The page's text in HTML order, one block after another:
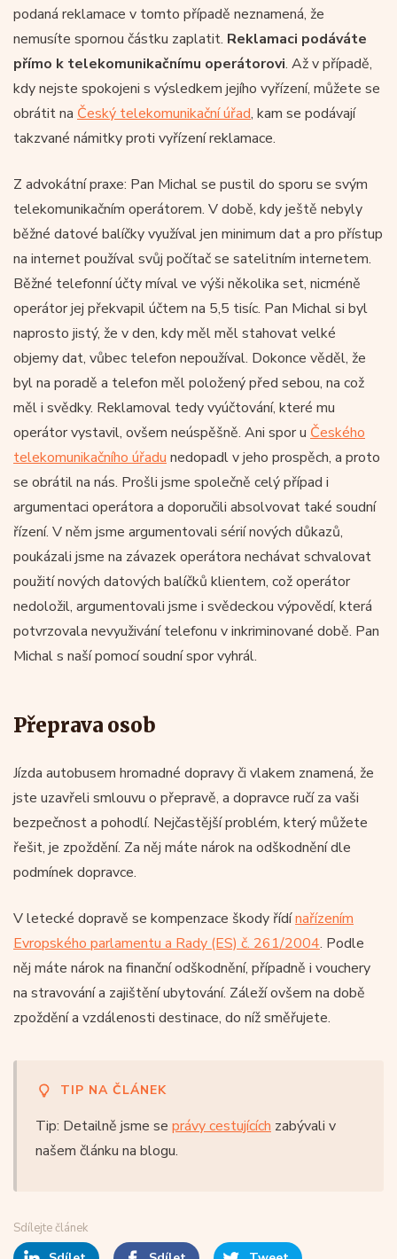
podaná reklamace v tomto případě neznamená, že
nemusíte spornou částku zaplatit. Reklamaci podáváte
přímo k telekomunikačnímu operátorovi. Až v případě,
kdy nejste spokojeni s výsledkem jejího vyřízení, můžete se
obrátit na Český telekomunikační úřad, kam se podávají
takzvané námitky proti vyřízení reklamace.
Z advokátní praxe: Pan Michal se pustil do sporu se svým
telekomunikačním operátorem. V době, kdy ještě nebyly
běžné datové balíčky využíval jen minimum dat a pro přístup
na internet používal svůj počítač se satelitním internetem.
Běžné telefonní účty míval ve výši několika set, nicméně
operátor jej překvapil účtem na 5,5 tisíc. Pan Michal si byl
naprosto jistý, že v den, kdy měl měl stahovat velké
objemy dat, vůbec telefon nepoužíval. Dokonce věděl, že
byl na poradě a telefon měl položený před sebou, na což
měl i svědky. Reklamoval tedy vyúčtování, které mu
operátor vystavil, ovšem neúspěšně. Ani spor u Českého
telekomunikačního úřadu nedopadl v jeho prospěch, a proto
se obrátil na nás. Prošli jsme společně celý případ i
argumentaci operátora a doporučili absolvovat také soudní
řízení. V něm jsme argumentovali sérií nových důkazů,
poukázali jsme na závazek operátora nechávat schvalovat
použití nových datových balíčků klientem, což operátor
nedoložil, argumentovali jsme i svědeckou výpovědí, která
potvrzovala nevyuživání telefonu v inkriminované době. Pan
Michal s naší pomocí soudní spor vyhrál.
Přeprava osob
Jízda autobusem hromadné dopravy či vlakem znamená, že
jste uzavřeli smlouvu o přepravě, a dopravce ručí za vaši
bezpečnost a pohodlí. Nejčastější problém, který můžete
řešit, je zpoždění. Za něj máte nárok na odškodnění dle
podmínek dopravce.
V letecké dopravě se kompenzace škody řídínařízením
Evropského parlamentu a Rady (ES) č. 261/2004. Podle
něj máte nárok na finanční odškodnění, případně i vouchery
na stravování a zajištění ubytování. Záleží ovšem na době
zpoždění a vzdálenosti destinace, do níž směřujete.
TIP NA ČLÁNEK
Tip: Detailně jsme se právy cestujících zabývali v
našem článku na blogu.
Sdílejte článek